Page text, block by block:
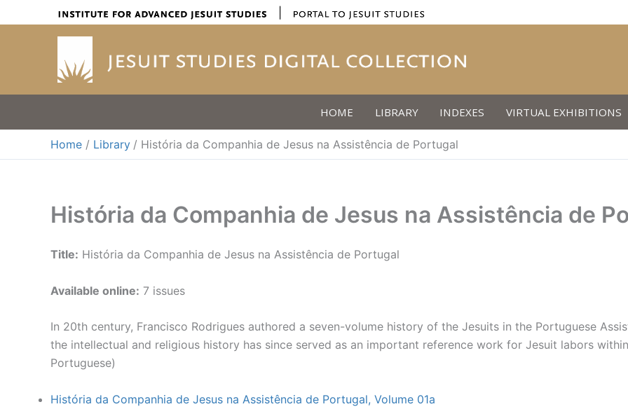
to
HOME LIBRARY INDEXES VIRTUAL EXHIBITIONS
Home Library História da Companhia de Jesus na Assistência de Portugal
História da Companhia de Jesus na Assistência de
Title: História da Companhia de Jesus na Assistência de Portugal
Available online: 7 issues
In 20th century, Francisco Rodrigues authored a seven-volume history of the Jesuits in the Portuguese
the intellectual and religious history has since served as an important reference work for Jesuit labors
Portuguese)
História da Companhia de Jesus na Assistência de Portugal, Volume 01a